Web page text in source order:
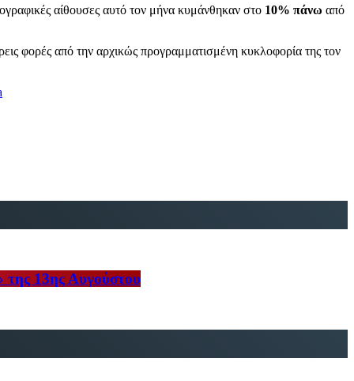
αίθουσες αυτό τον μήνα κυμάνθηκαν στο 10% πάνω από
φορές από την αρχικώς προγραμματισμένη κυκλοφορία της τον
της 13ης Αυγούστου